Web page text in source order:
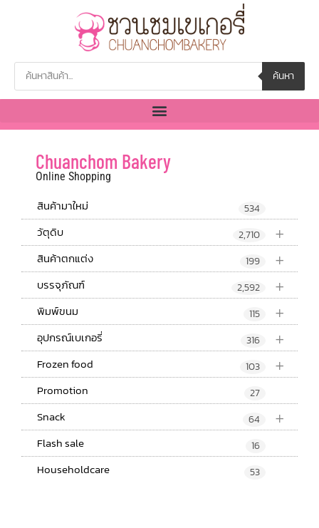
ค้นหา
Chuanchom Bakery
Online Shopping
สินค้ามาใหม่ 534
+
วัตุดิบ 2,710
+
สินค้าตกแต่ง 199
+
บรรจุภัณฑ์ 2,592
+
พิมพ์ขนม 115
+
อุปกรณ์เบเกอรี่ 316
+
Frozen food 103
Promotion 27
+
Snack 64
Flash sale 16
Householdcare 53